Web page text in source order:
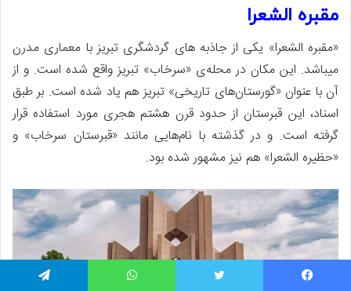
مقبره الشعرا
«مقبره‌ الشعرا» یکی از جاذبه های گردشگری تبریز با معماری مدرن
میباشد. این مکان در محله‌ی «سرخاب» تبریز واقع شده است. و از
آن با عنوان «گورستان‌های تاریخی» تبریز هم یاد شده است. بر طبق
اسناد، این قبرستان از حدود قرن هشتم هجری مورد استفاده قرار
گرفته است. و در گذشته با نام‌هایی مانند «قبرستان سرخاب» و
«حظیره‌ الشعرا» هم نیز مشهور شده بود.